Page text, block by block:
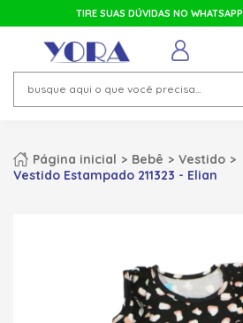
TIRE SUAS DÚVIDAS NO WHATSAPP
Página inicial Bebê
Vestido
Vestido Estampado 211323 - Elian